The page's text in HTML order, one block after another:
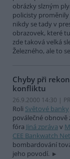
obrázky slzným
policisty
nikdy se tady v
obrazovek, které
zde taková velká
Železného, ale to
Chyby při
konfliktu
26.9.2000 14:30 |
Roli Světové banky
poválečné obnově
fóra Jiná zpráva v
CEE Bankwatch
bombardování
jeho povodí.